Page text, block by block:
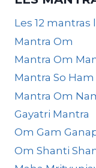
Les 12
Mantra Om
Mantra Om
Mantra So Ham
Mantra Om
Gayatri Mantra
Om Gam
Om Shanti